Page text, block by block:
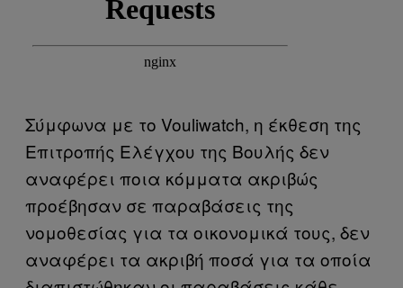
Σύμφωνα με το Vouliwatch, η έκθεση της
Επιτροπής Ελέγχου της Βουλής δεν
αναφέρει ποια κόμματα ακριβώς
προέβησαν σε παραβάσεις της
νομοθεσίας για τα οικονομικά τους, δεν
αναφέρει τα ακριβή ποσά για τα οποία